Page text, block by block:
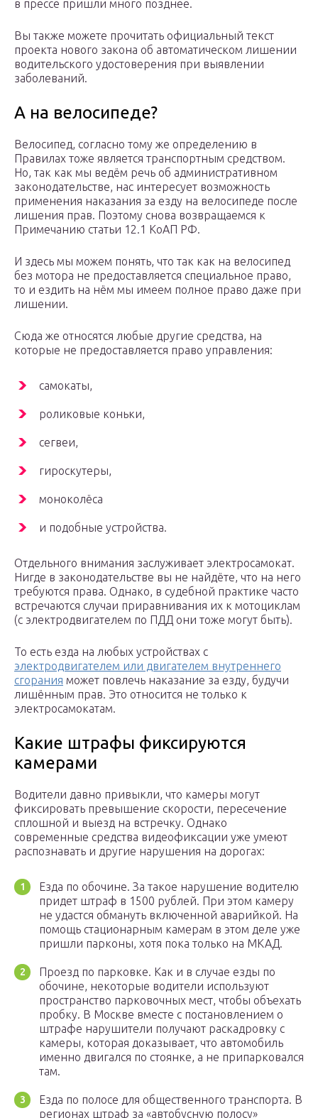
в прессе пришли много позднее.
Вы также можете прочитать официальный текст
проекта нового закона об автоматическом лишении
водительского удостоверения при выявлении
заболеваний.
А на велосипеде?
Велосипед, согласно тому же определению в
Правилах тоже является транспортным средством.
Но, так как мы ведём речь об административном
законодательстве, нас интересует возможность
применения наказания за езду на велосипеде после
лишения прав. Поэтому снова возвращаемся к
Примечанию статьи 12.1 КоАП РФ.
И здесь мы можем понять, что так как на велосипед
без мотора не предоставляется специальное право,
то и ездить на нём мы имеем полное право даже при
лишении.
Сюда же относятся любые другие средства, на
которые не предоставляется право управления:
самокаты,
роликовые коньки,
сегвеи,
гироскутеры,
моноколёса
и подобные устройства.
Отдельного внимания заслуживает электросамокат.
Нигде в законодательстве вы не найдёте, что на него
требуются права. Однако, в судебной практике часто
встречаются случаи приравнивания их к мотоциклам
(с электродвигателем по ПДД они тоже могут быть).
То есть езда на любых устройствах с
электродвигателем или двигателем внутреннего
сгорания может повлечь наказание за езду, будучи
лишённым прав. Это относится не только к
электросамокатам.
Какие штрафы фиксируются
камерами
Водители давно привыкли, что камеры могут
фиксировать превышение скорости, пересечение
сплошной и выезд на встречку. Однако
современные средства видеофиксации уже умеют
распознавать и другие нарушения на дорогах:
Езда по обочине. За такое нарушение водителю
придет штраф в 1500 рублей. При этом камеру
не удастся обмануть включенной аварийкой. На
помощь стационарным камерам в этом деле уже
пришли парконы, хотя пока только на МКАД.
Проезд по парковке. Как и в случае езды по
обочине, некоторые водители используют
пространство парковочных мест, чтобы объехать
пробку. В Москве вместе с постановлением о
штрафе нарушители получают раскадровку с
камеры, которая доказывает, что автомобиль
именно двигался по стоянке, а не припарковался
там.
Езда по полосе для общественного транспорта. В
регионах штраф за «автобусную полосу»